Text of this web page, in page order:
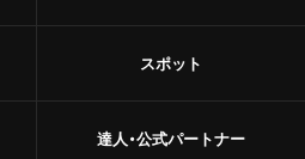
スポット
達人・公式パートナー